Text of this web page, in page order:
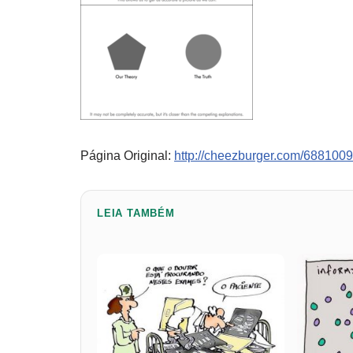
Página Original: http://cheezburger.com/
LEIA TAMBÉM